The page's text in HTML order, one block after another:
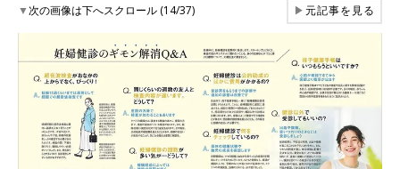
▼次の画像は下へスクロール (14/37) ▶元記事を見る